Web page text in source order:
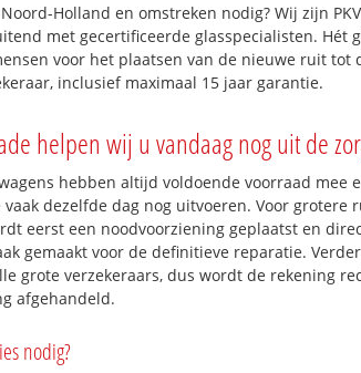
Holland en omstreken nodig? Wij zijn
met gecertificeerde glasspecialisten. Hét
voor het plaatsen van de nieuwe ruit tot
inclusief maximaal 15 jaar garantie.
helpen wij u vandaag nog uit de
hebben altijd voldoende voorraad mee
dezelfde dag nog uitvoeren. Voor grotere
eerst een noodvoorziening geplaatst en
gemaakt voor de definitieve reparatie.
grote verzekeraars, dus wordt de rekening
afgehandeld.
nodig?